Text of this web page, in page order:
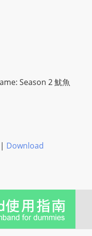
Season 2 魷魚
Download